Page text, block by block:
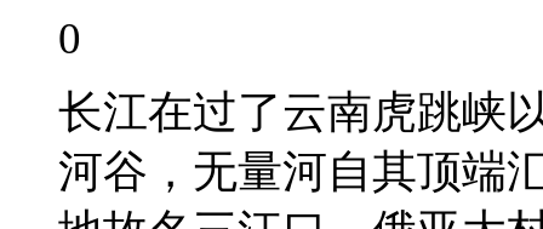
0
长江在过了云南虎跳峡
河谷，无量河自其顶端